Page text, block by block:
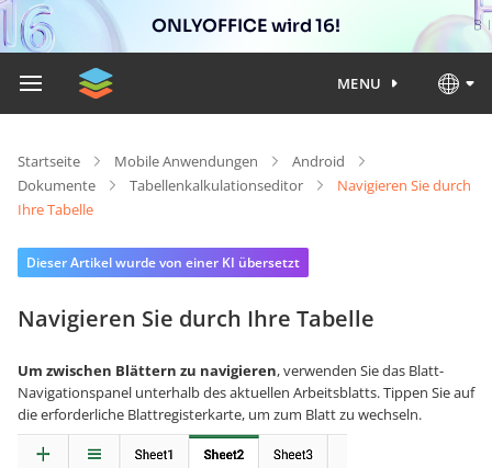
ONLYOFFICE wird 16!
MENU
Startseite Mobile Anwendungen
Android
Dokumente
Tabellenkalkulationseditor
Navigieren Sie durch
Ihre Tabelle
Dieser Artikel wurde von einer KI übersetzt
Navigieren Sie durch Ihre Tabelle
Um zwischen Blättern zu navigieren, verwenden Sie das Blatt-
Navigationspanel unterhalb des aktuellen Arbeitsblatts. Tippen Sie auf
die erforderliche Blattregisterkarte, um zum Blatt zu wechseln.